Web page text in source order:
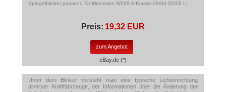
Spiegelblinker passend für Mercedes W169 A-Klasse 09/04-05/08 LI
Preis: 19,32 EUR
zum Angebot
eBay.de (*)
Unter dem Blinker versteht man eine typische Lichteinrichtung
diverser Kraftfahrzeuge, der Informationen über die Änderung der